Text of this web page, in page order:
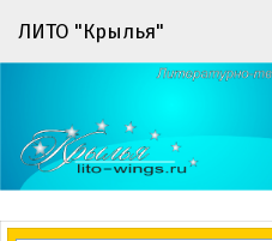
ЛИТО "Крылья"